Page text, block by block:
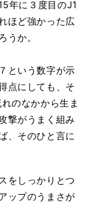
年に３度目のJ1
ほど強かった広
うか。
という数字が示
点にしても、そ
のなかから生ま
撃がうまく組み
、そのひと言に
をしっかりとつ
ップのうまさが